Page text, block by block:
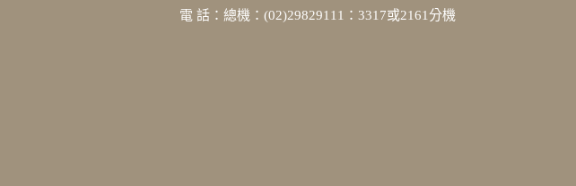
電 話：總機：(02)29829111：3317或2161分機